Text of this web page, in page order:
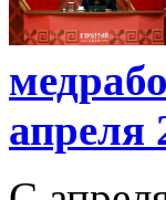
апреля